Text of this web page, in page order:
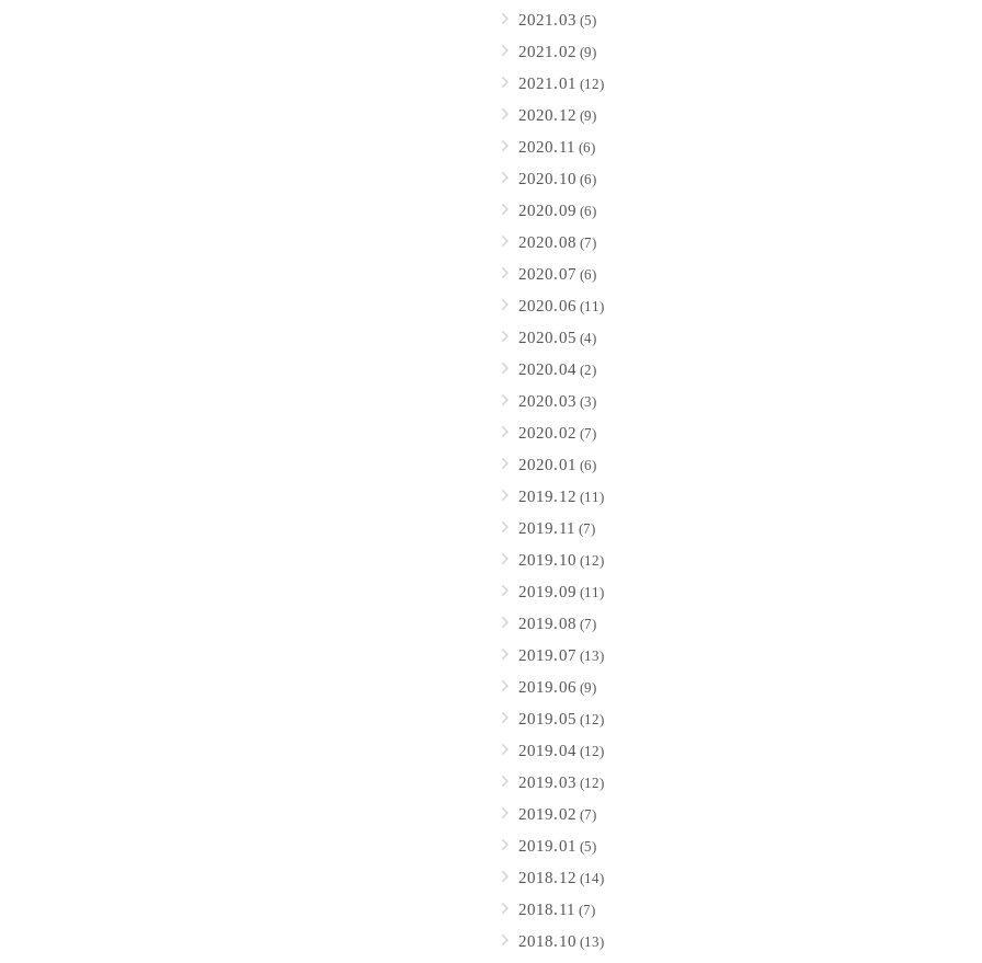
2021.03 (5)
2021.02 (9)
2021.01 (12)
2020.12 (9)
2020.11 (6)
2020.10 (6)
2020.09 (6)
2020.08 (7)
2020.07 (6)
2020.06 (11)
2020.05 (4)
2020.04(2)
2020.03 (3)
2020.02 (7)
2020.01 (6)
2019.12 (11)
2019.11 (7)
2019.10 (12)
2019.09 (11)
2019.08 (7)
2019.07 (13)
2019.06 (9)
2019.05 (12)
2019.04(12)
2019.03 (12)
2019.02 (7)
2019.01 (5)
2018.12 (14)
2018.11 (7)
2018.10 (13)